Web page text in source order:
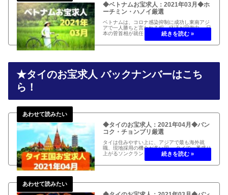
◆ベトナムお宝求人：2021年03月◆ホ
ーチミン・ハノイ厳選
ベトナムは、コロナ感染抑制に成功し東南アジ
アで一人勝ちと言われる程、経済が回復中。 日
本の菅首相が就任して最初の訪問国となり、両
国間でビジネス渡航者の往来再開。 ベトナムの
お宝求人2021年03月編をお届けします！
★タイのお宝求人 バックナンバーはこち
ら！
◆タイのお宝求人：2021年04月◆バン
コク・チョンブリ厳選
タイは住みやすい上に、アジアで最も海外就
職、現地採用の機会が多い国。 タイで一番盛り
上がるソンクランも今年は本来の厳かな正月を
迎え、経済再開。 駐在員帰国に伴う高額給与案
件も散見される2021年04月のタイのお宝求人